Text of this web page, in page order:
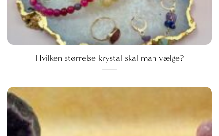
Hvilken størrelse krystal skal man vælge?